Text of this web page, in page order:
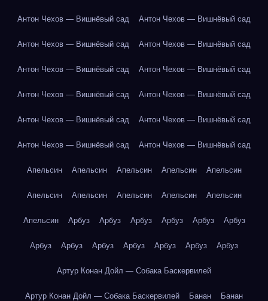
Антон Чехов — Вишнёвый сад Антон Чехов — Вишнёвый сад
Антон Чехов — Вишнёвый сад Антон Чехов — Вишнёвый сад
Антон Чехов — Вишнёвый сад Антон Чехов — Вишнёвый сад
Антон Чехов — Вишнёвый сад Антон Чехов — Вишнёвый сад
Антон Чехов — Вишнёвый сад Антон Чехов — Вишнёвый сад
Антон Чехов — Вишнёвый сад Антон Чехов — Вишнёвый сад
Апельсин Апельсин Апельсин Апельсин Апельсин
Апельсин Апельсин Апельсин Апельсин Апельсин
Апельсин Арбуз Арбуз Арбуз Арбуз Арбуз Арбуз
Арбуз Арбуз Арбуз Арбуз Арбуз Арбуз Арбуз
Артур Конан Дойл — Собака Баскервилей
Артур Конан Дойл — Собака Баскервилей Банан Банан